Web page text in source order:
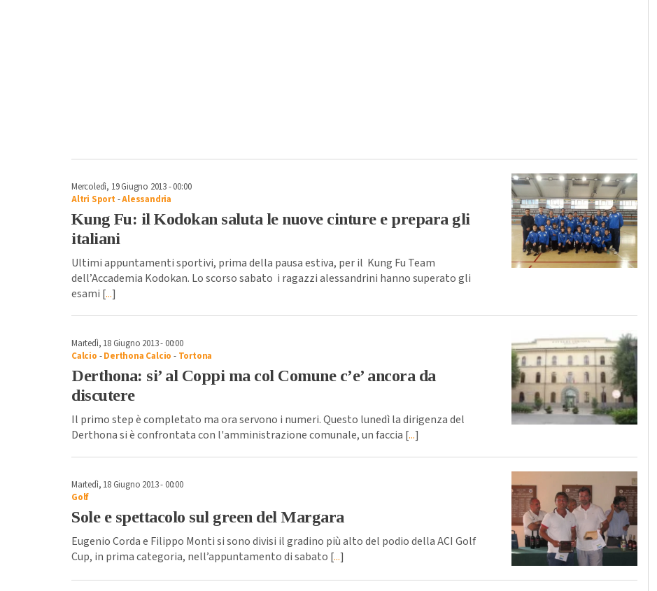
Mercoledì, 19 Giugno 2013 - 00:00
Altri Sport -Alessandria
Kung Fu: il Kodokan saluta le nuove cinture e prepara gli
italiani
Ultimi appuntamenti sportivi, prima della pausa estiva, per il Kung Fu Team
dell’Accademia Kodokan. Lo scorso sabato i ragazzi alessandrini hanno superato gli
esami [...]
Martedì, 18 Giugno 2013 - 00:00
Calcio -Derthona Calcio - Tortona
Derthona: si’ al Coppi ma col Comune c’e’ ancora da
discutere
Il primo step è completato ma ora servono i numeri. Questo lunedì la dirigenza del
Derthona si è confrontata con l'amministrazione comunale, un faccia [...]
Martedì, 18 Giugno 2013 - 00:00
Golf
Sole e spettacolo sul green del Margara
Eugenio Corda e Filippo Monti si sono divisi il gradino più alto del podio della ACI Golf
Cup, in prima categoria, nell’appuntamento di sabato [...]